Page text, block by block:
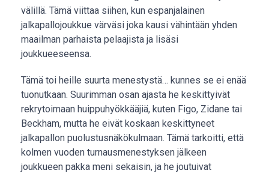
välillä. Tämä viittaa siihen, kun espanjalainen
jalkapallojoukkue värväsi joka kausi vähintään yhden
maailman parhaista pelaajista ja lisäsi
joukkueeseensa.
Tämä toi heille suurta menestystä… kunnes se ei enää
tuonutkaan. Suurimman osan ajasta he keskittyivät
rekrytoimaan huippuhyökkääjiä, kuten Figo, Zidane tai
Beckham, mutta he eivät koskaan keskittyneet
jalkapallon puolustusnäkökulmaan. Tämä tarkoitti, että
kolmen vuoden turnausmenestyksen jälkeen
joukkueen pakka meni sekaisin, ja he joutuivat